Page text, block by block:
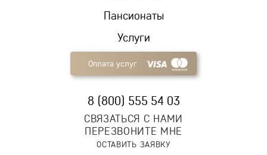
Пансионаты
Услуги
Оплата услуг
8 (800) 555 54 03
СВЯЗАТЬСЯ С НАМИ
ПЕРЕЗВОНИТЕ МНЕ
ОСТАВИТЬ ЗАЯВКУ